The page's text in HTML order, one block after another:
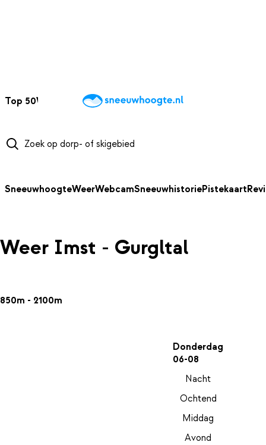
Top 50Webcams WintersportweerKaarten
SneeuwhoogteWeerWebcamSneeuwhistoriePistekaart
Weer Imst - Gurgltal
850m - 2100m
Donderdag
06-08
Nacht
Ochtend
Middag
Avond